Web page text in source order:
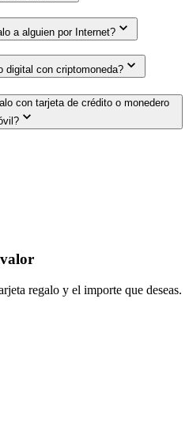
a alguien por Internet?
digital con criptomoneda?
con tarjeta de crédito o monedero
regalo y el importe que deseas.